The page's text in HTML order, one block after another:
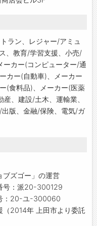
ラン、レジャー/アミュ
、教育/学習支援、小売/
カー(コンピューター/通
カー(自動車)、メーカー
(食料品)、メーカー(医薬
、建設/土木、運輸業、
版、金融/保険、電気/ガ
ブズゴー」の運営
号：派20-300129
：20-ユ-300060
（2014年 上田市より委託